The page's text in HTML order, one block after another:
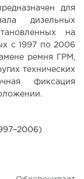
для
дизельных
на
с 1997 по 2006
ремня ГРМ,
технических
фиксация